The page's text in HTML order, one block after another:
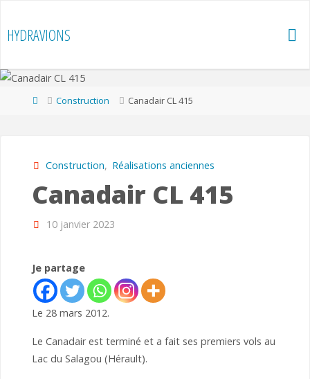
content
HYDRAVIONS
HomeConstruction Canadair CL 415
Construction, Réalisations anciennes
Canadair CL 415
10 janvier 2023
Je partage
Le 28 mars 2012.
Le Canadair est terminé et a fait ses premiers vols au
Lac du Salagou (Hérault).